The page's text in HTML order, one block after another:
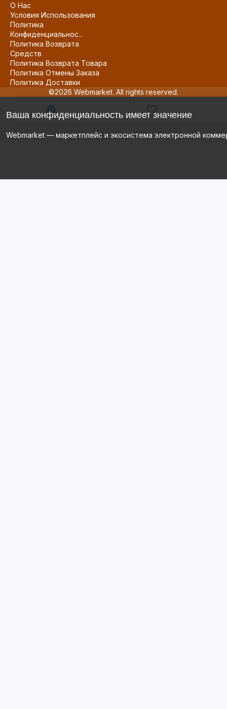
О Нас
Условия Использования
Политика
Конфиденциальнос...
Политика Возврата
Средств
Политика Возврата Товара
Политика Отмены Заказа
Политика Доставки
©2026 Webmarket. All rights reserved.
Ваша конфиденциальность имеет значение
Webmarket — маркетплейс и экосистема электронной